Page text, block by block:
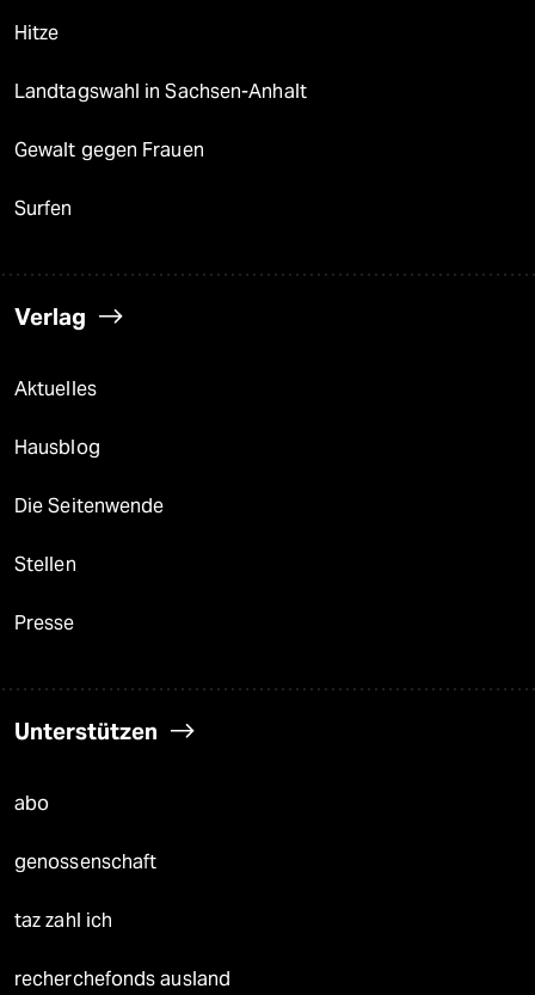
Hitze
Landtagswahl in Sachsen-Anhalt
Gewalt gegen Frauen
Surfen
Verlag
Aktuelles
Hausblog
Die Seitenwende
Stellen
Presse
Unterstützen
abo
genossenschaft
taz zahl ich
recherchefonds ausland